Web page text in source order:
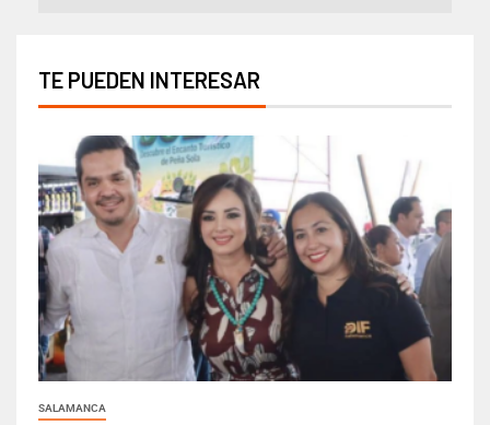
TE PUEDEN INTERESAR
SALAMANCA